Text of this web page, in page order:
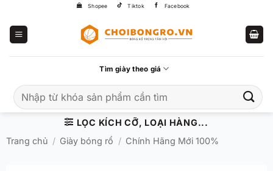
Shopee Tiktok Facebook
Tìm giày theo giá
kiếm:
LỌC KÍCH CỠ, LOẠI HÀNG...
Trang chủ / Giày bóng rổ / Chính Hãng Mới 100%